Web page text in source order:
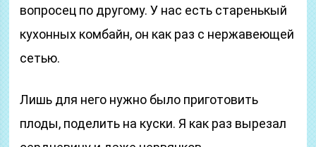
вопросец по другому. У нас есть старенькый
кухонных комбайн, он как раз с нержавеющей
сетью.
Лишь для него нужно было приготовить
плоды, поделить на куски. Я как раз вырезал